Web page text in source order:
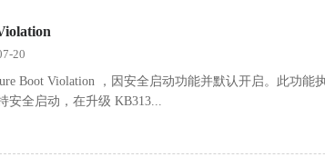
20
Boot Violation ，因安全启动功能并默认开启。此功能
安全启动，在升级 KB313...